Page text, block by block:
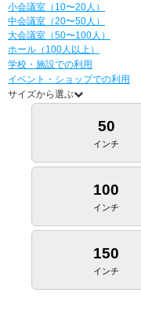
小会議室（10〜20人）
中会議室（20〜50人）
大会議室（50〜100人）
ホール（100人以上）
学校・施設での利用
イベント・ショップでの利用
サイズから選ぶ
50
インチ
100
インチ
150
インチ